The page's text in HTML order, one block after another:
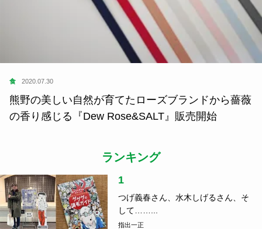
食 2020.07.30
熊野の美しい自然が育てたローズブランドから薔薇
の香り感じる『Dew Rose&SALT』販売開始
ランキング
1
つげ義春さん、水木しげるさん、そ
して……...
指出一正